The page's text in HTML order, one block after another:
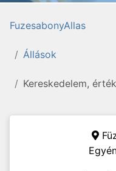
FuzesabonyAllas
Állások
Kereskedelem,